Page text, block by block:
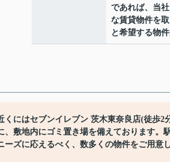
であれば、当
な賃貸物件を
と希望する物
にはセブンイレブン 茨木東奈良店(徒歩2
敷地内にゴミ置き場を備えております。
ズに応えるべく、数多くの物件をご用意